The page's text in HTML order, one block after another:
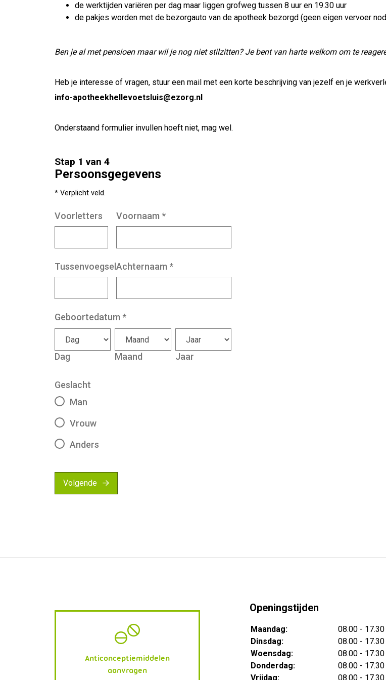
de werktijden variëren per dag maar liggen grofweg tussen 8 uur en 19.30 uur
de pakjes worden met de bezorgauto van de apotheek bezorgd (geen eigen vervoer
Ben je al met pensioen maar wil je nog niet stilzitten? Je bent van harte welkom om te
Heb je interesse of vragen, stuur een mail met een korte beschrijving van jezelf en je
info-apotheekhellevoetsluis@ezorg.nl
Onderstaand formulier invullen hoeft niet, mag wel.
Stap 1 van 4
Persoonsgegevens
* Verplicht veld.
Voorletters Voornaam *
Tussenvoegsel Achternaam *
Geboortedatum *
Dag Maand Jaar
Geslacht
Man
Vrouw
Anders
Volgende
Anticonceptiemiddelen
aanvragen
Openingstijden
Maandag:
08.00 - 17.30
Dinsdag:
08.00 - 17.30
Woensdag:
08.00 - 17.30
Donderdag:
08.00 - 17.30
Vrijdag:
08.00 - 17.30